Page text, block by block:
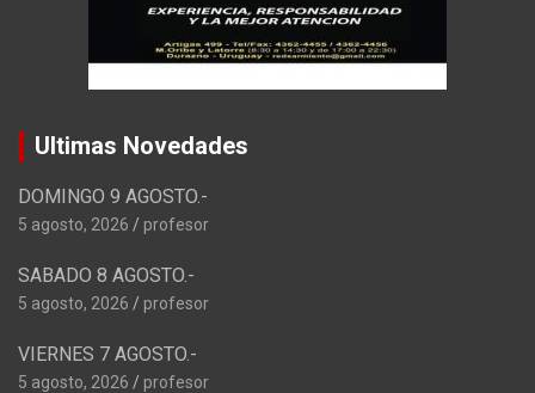
Ultimas Novedades
DOMINGO 9 AGOSTO.-
5 agosto, 2026 profesor
SABADO 8 AGOSTO.-
5 agosto, 2026 profesor
VIERNES 7 AGOSTO.-
5 agosto, 2026 profesor